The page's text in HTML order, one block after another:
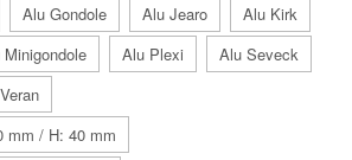
Alu Gondole Alu Jearo
Alu Kirk
Alu Plexi
Alu Seveck
mm / H: 40 mm